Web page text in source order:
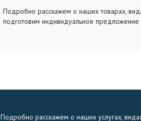
Подробно расскажем о наших товарах,
подготовим индивидуальное предложение
Подробно расскажем о наших услугах,